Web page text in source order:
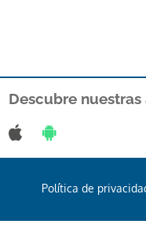
Descubre nuestras
Política de